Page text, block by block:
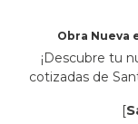
Obra Nueva
¡Descubre tu
cotizadas de
[